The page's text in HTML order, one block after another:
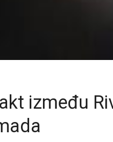
između